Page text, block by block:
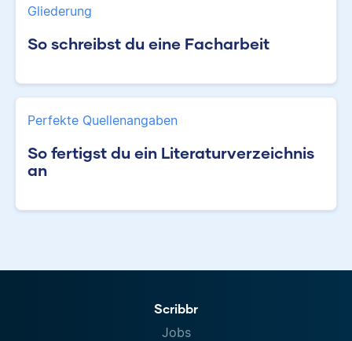
Gliederung
So schreibst du eine Facharbeit
Perfekte Quellenangaben
So fertigst du ein Literaturverzeichnis
an
Scribbr
Jobs